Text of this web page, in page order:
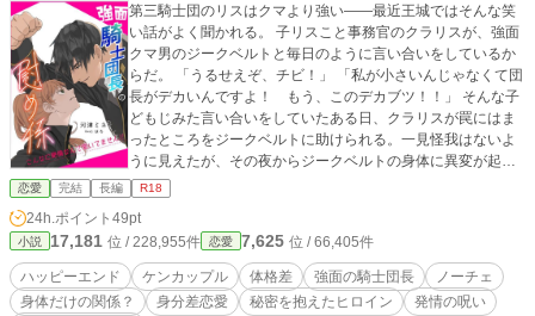
第三騎士団のリスはクマより強い――最近王城ではそんな笑
い話がよく聞かれる。 子リスこと事務官のクラリスが、強面
クマ男のジークベルトと毎日のように言い合いをしているか
らだ。 「うるせえぞ、チビ！」 「私が小さいんじゃなくて団
長がデカいんですよ！ もう、このデカブツ！！」 そんな子
どもじみた言い合いをしていたある日、クラリスが罠にはま
ったところをジークベルトに助けられる。一見怪我はないよ
うに見えたが、その夜からジークベルトの身体に異変が起こ
恋愛 完結 長編 R18
24h.ポイント 49pt
小説 17,181 位 / 228,955件 恋愛 7,625 位 / 66,405件
ハッピーエンド ケンカップル 体格差 強面の騎士団長
ノーチェ
身体だけの関係？
身分差恋愛 秘密を抱えたヒロイン
発情の呪い